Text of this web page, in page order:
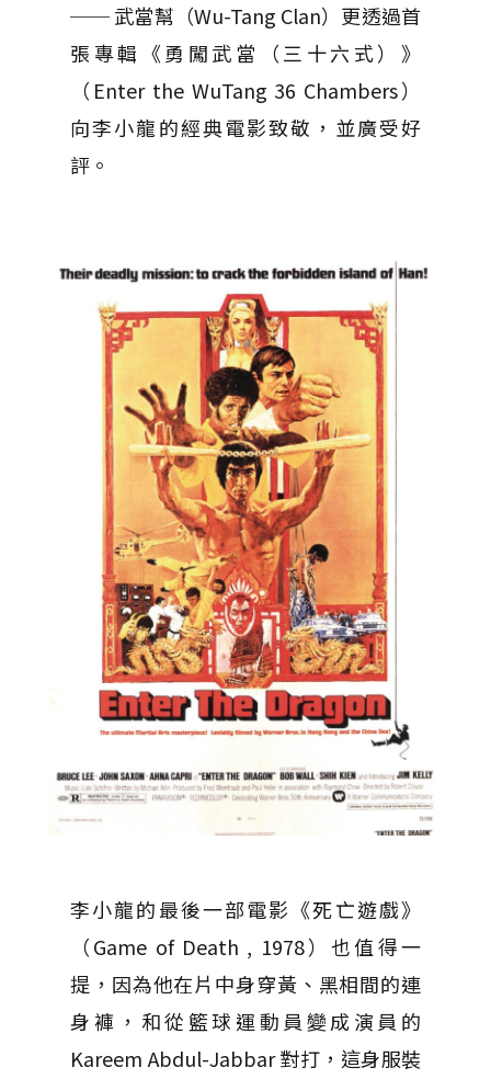
── 武當幫（Wu-Tang Clan）更透過首
張專輯《勇闖武當（三十六式）》
（Enter the WuTang 36 Chambers）
向李小龍的經典電影致敬，並廣受好
評。
李小龍的最後一部電影《死亡遊戲》
（Game of Death , 1978）也值得一
提，因為他在片中身穿黃、黑相間的連
身褲，和從籃球運動員變成演員的
Kareem Abdul-Jabbar 對打，這身服裝